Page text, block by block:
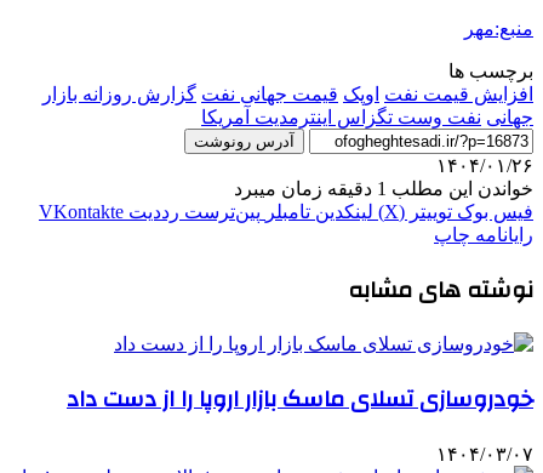
منبع:مهر
برچسب ها
افزایش قیمت نفت اوپک قیمت جهانی نفت گزارش روزانه بازار
جهانی نفت وست تگزاس اینترمدیت آمریکا
آدرس رونوشت
۱۴۰۴/۰۱/۲۶
خواندن این مطلب 1 دقیقه زمان میبرد
فیس بوک توییتر (X) لینکدین ‫تامبلر ‫پین‌ترست ‫رددیت ‫VKontakte
رایانامه چاپ
نوشته های مشابه
خودروسازی تسلای ماسک بازار اروپا را از دست داد
۱۴۰۴/۰۳/۰۷